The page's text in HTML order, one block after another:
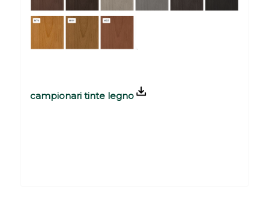
campionari tinte legno